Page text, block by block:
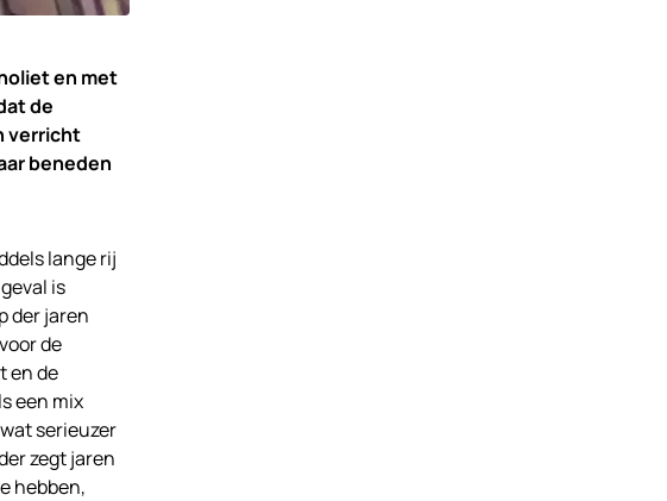
en met
de
verricht
beneden
lange rij
is
der jaren
de
en de
een mix
serieuzer
zegt jaren
hebben,